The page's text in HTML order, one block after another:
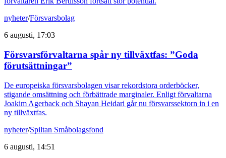
nyheter/Försvarsbolag
6 augusti, 17:03
Försvarsförvaltarna spår ny tillväxtfas: ”Goda
förutsättningar”
De europeiska försvarsbolagen visar rekordstora orderböcker,
stigande omsättning och förbättrade marginaler. Enligt förvaltarna
Joakim Agerback och Shayan Heidari går nu försvarssektorn in i en
ny tillväxtfas.
nyheter/Spiltan Småbolagsfond
6 augusti, 14:51